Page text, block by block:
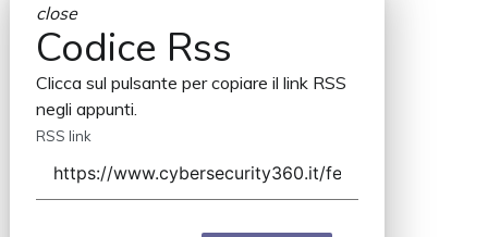
close
Codice Rss
Clicca sul pulsante per copiare il link RSS
negli appunti.
RSS link